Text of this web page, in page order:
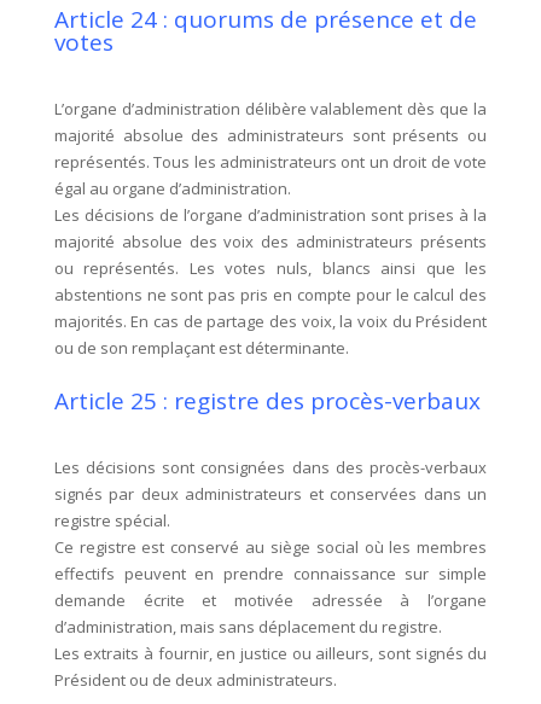
Article 24 : quorums de présence et de
votes
L’organe d’administration délibère valablement dès que la
majorité absolue des administrateurs sont présents ou
représentés. Tous les administrateurs ont un droit de vote
égal au organe d’administration.
Les décisions de l’organe d’administration sont prises à la
majorité absolue des voix des administrateurs présents
ou représentés. Les votes nuls, blancs ainsi que les
abstentions ne sont pas pris en compte pour le calcul des
majorités. En cas de partage des voix, la voix du Président
ou de son remplaçant est déterminante.
Article 25 : registre des procès-verbaux
Les décisions sont consignées dans des procès-verbaux
signés par deux administrateurs et conservées dans un
registre spécial.
Ce registre est conservé au siège social où les membres
effectifs peuvent en prendre connaissance sur simple
demande écrite et motivée adressée à l’organe
d’administration, mais sans déplacement du registre.
Les extraits à fournir, en justice ou ailleurs, sont signés du
Président ou de deux administrateurs.